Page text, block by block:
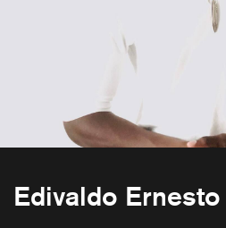
Edivaldo Ernesto